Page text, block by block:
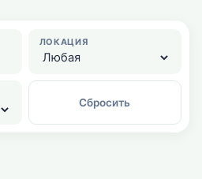
ЛОКАЦИЯ
Сбросить